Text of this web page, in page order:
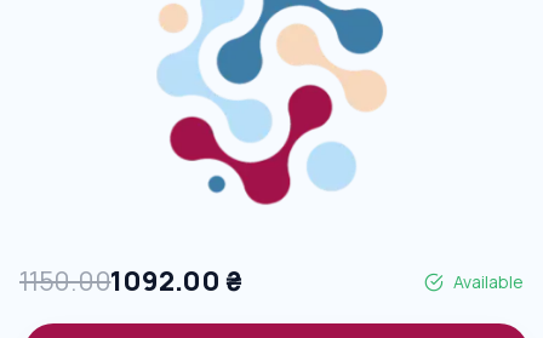
1150.001092.00 ₴ Available